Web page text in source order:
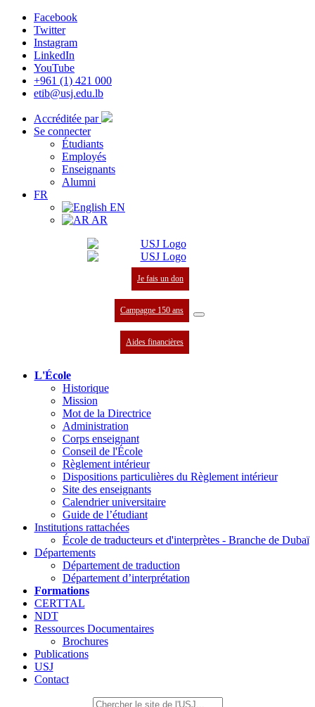
Facebook
Twitter
Instagram
LinkedIn
YouTube
+961 (1) 421 000
etib@usj.edu.lb
Accréditée par
Se connecter
Étudiants
Employés
Enseignants
Alumni
FR
EN
AR
Je fais un don
Campagne 150 ans
Aides financières
L'École
Historique
Mission
Mot de la Directrice
Administration
Corps enseignant
Conseil de l'École
Règlement intérieur
Dispositions particulières du Règlement intérieur
Site des enseignants
Calendrier universitaire
Guide de l’étudiant
Institutions rattachées
École de traducteurs et d'interprètes - Branche de Dubaï
Départements
Département de traduction
Département d’interprétation
Formations
CERTTAL
NDT
Ressources Documentaires
Brochures
Publications
USJ
Contact